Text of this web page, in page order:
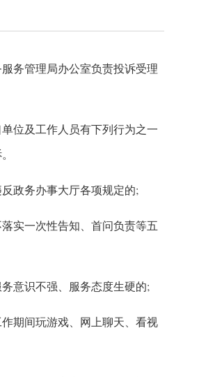
务管理局办公室负责投诉受理
位及工作人员有下列行为之一
反政务办事大厅各项规定的;
落实一次性告知、首问负责等五
务意识不强、服务态度生硬的;
作期间玩游戏、网上聊天、看视